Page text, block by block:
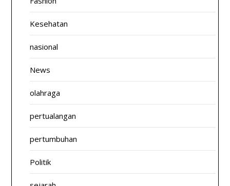
Kesehatan
nasional
News
olahraga
pertualangan
pertumbuhan
Politik